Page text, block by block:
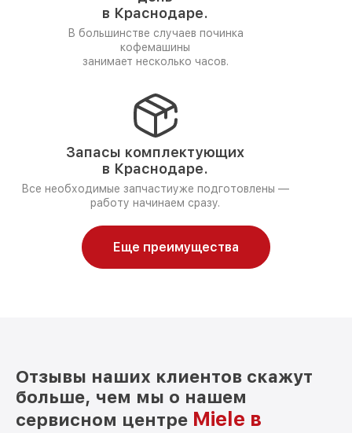
в Краснодаре.
В большинстве случаев починка
кофемашины
занимает несколько часов.
Запасы комплектующих
в Краснодаре.
Все необходимые запчастиуже подготовлены —
работу начинаем сразу.
Еще преимущества
Отзывы наших клиентов скажут
больше, чем мы о нашем
сервисном центре Miele в